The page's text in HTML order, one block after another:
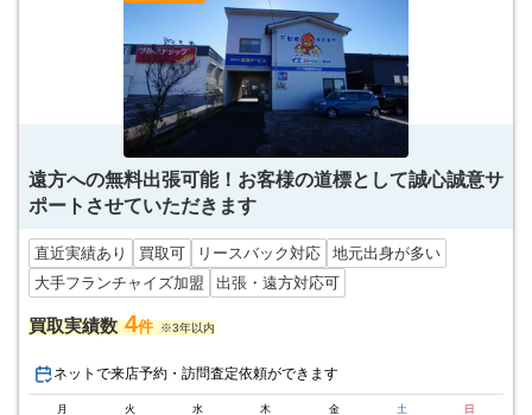
遠方への無料出張可能！お客様の道標として誠心誠意サ
ポートさせていただきます
直近実績あり 買取可 リースバック対応
地元出身が多い
大手フランチャイズ加盟
出張・遠方対応可
買取実績数 4件 ※3年以内
ネットで来店予約・訪問査定依頼ができます
月 火 水 木 金 土 日